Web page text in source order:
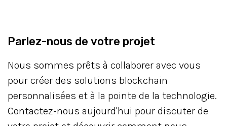
Parlez-nous de votre projet
Nous sommes prêts à collaborer avec vous
pour créer des solutions blockchain
personnalisées et à la pointe de la technologie.
Contactez-nous aujourd'hui pour discuter de